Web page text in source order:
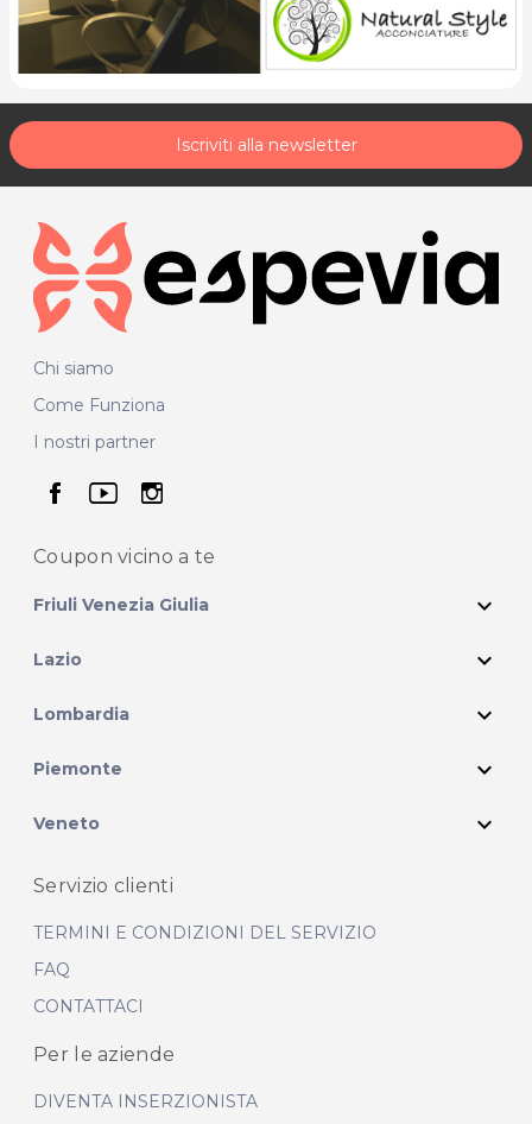
Iscriviti alla newsletter
Chi siamo
Come Funziona
I nostri partner
seguici su facebook
seguici su youtube
seguici su instagram
Coupon vicino a te
Friuli Venezia Giulia expand_more
Lazio expand_more
Lombardia expand_more
Piemonte expand_more
Veneto expand_more
Servizio clienti
TERMINI E CONDIZIONI DEL SERVIZIO
FAQ
CONTATTACI
Per le aziende
DIVENTA INSERZIONISTA